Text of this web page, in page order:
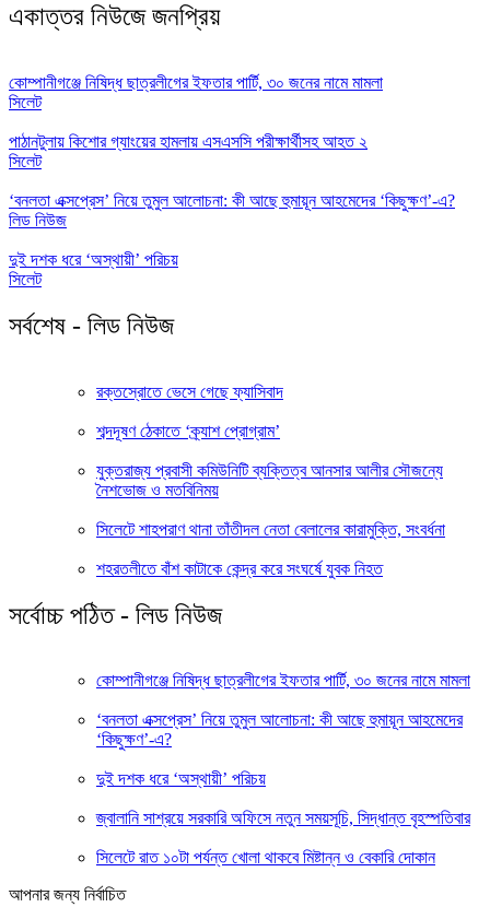
একাত্তর নিউজে জনপ্রিয়
কোম্পানীগঞ্জে নিষিদ্ধ ছাত্রলীগের ইফতার পার্টি, ৩০ জনের নামে মামলা
সিলেট
পাঠানটুলায় কিশোর গ্যাংয়ের হামলায় এসএসসি পরীক্ষার্থীসহ আহত ২
সিলেট
‘বনলতা এক্সপ্রেস’ নিয়ে তুমুল আলোচনা: কী আছে হুমায়ূন আহমেদের ‘কিছুক্ষণ’-এ?
লিড নিউজ
দুই দশক ধরে ‘অস্থায়ী’ পরিচয়
সিলেট
সর্বশেষ - লিড নিউজ
রক্তস্রোতে ভেসে গেছে ফ্যাসিবাদ
শব্দদূষণ ঠেকাতে ‘ক্র্যাশ প্রোগ্রাম’
যুক্তরাজ্য প্রবাসী কমিউনিটি ব্যক্তিত্ব আনসার আলীর সৌজন্যে
নৈশভোজ ও মতবিনিময়
সিলেটে শাহপরাণ থানা তাঁতীদল নেতা বেলালের কারামুক্তি, সংবর্ধনা
শহরতলীতে বাঁশ কাটাকে কেন্দ্র করে সংঘর্ষে যুবক নিহত
সর্বোচ্চ পঠিত - লিড নিউজ
কোম্পানীগঞ্জে নিষিদ্ধ ছাত্রলীগের ইফতার পার্টি, ৩০ জনের নামে মামলা
‘বনলতা এক্সপ্রেস’ নিয়ে তুমুল আলোচনা: কী আছে হুমায়ূন আহমেদের
‘কিছুক্ষণ’-এ?
দুই দশক ধরে ‘অস্থায়ী’ পরিচয়
জ্বালানি সাশ্রয়ে সরকারি অফিসে নতুন সময়সূচি, সিদ্ধান্ত বৃহস্পতিবার
সিলেটে রাত ১০টা পর্যন্ত খোলা থাকবে মিষ্টান্ন ও বেকারি দোকান
আপনার জন্য নির্বাচিত